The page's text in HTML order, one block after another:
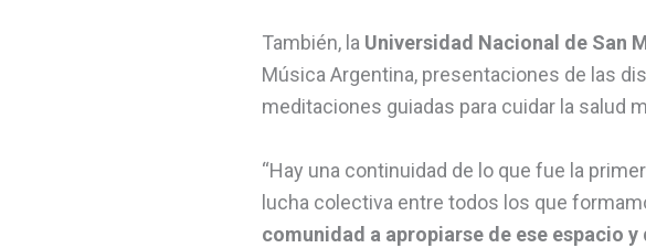
También, la Universidad Nacional de San
Música Argentina, presentaciones de las
meditaciones guiadas para cuidar la salud
“Hay una continuidad de lo que fue la
lucha colectiva entre todos los que
comunidad a apropiarse de ese espacio